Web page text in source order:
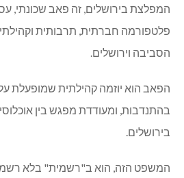
המפלצת בירושלים, זה פאב שכונתי,
פלטפורמה חברתית, תרבותית
הסביבה וירושלים.
הפאב הוא יוזמה קהילתית שמופעלת
בהתנדבות, ומעודדת מפגש בין
בירושלים.
המשפט הזה, הוא ב"רשמית" בלא